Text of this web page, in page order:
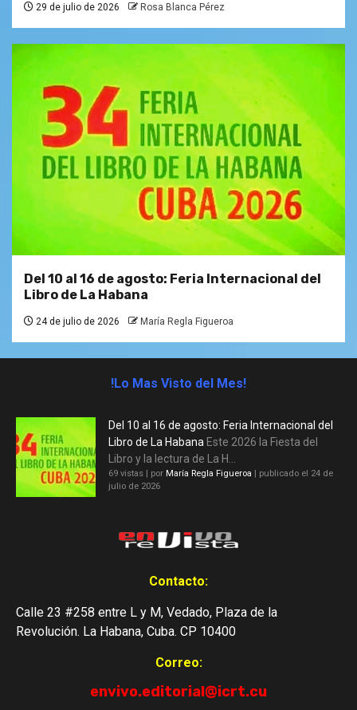
29 de julio de 2026 Rosa Blanca Pérez
Del 10 al 16 de agosto: Feria Internacional del
Libro de La Habana
24 de julio de 2026 María Regla Figueroa
!Lo Mas Visto del Mes!
Del 10 al 16 de agosto: Feria Internacional del
Libro de La Habana Este 2026 la Fiesta del
Libro y la lectura de La H...
69 vistas | por María Regla Figueroa | publicado el 24 de
julio de 2026
Contacto:
Calle 23 #258 entre L y M, Vedado, Plaza de la
Revolución. La Habana, Cuba. CP 10400
Correo:
envivo.editorial@icrt.cu